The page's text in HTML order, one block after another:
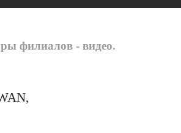
филиалов - видео.